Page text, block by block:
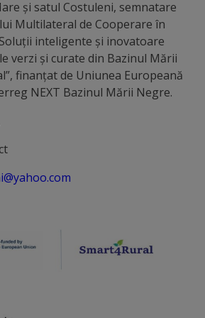
și satul Costuleni, semnatare
Multilateral de Cooperare în
inteligente și inovatoare
verzi și curate din Bazinul Mării
finanțat de Uniunea Europeană
NEXT Bazinul Mării Negre.